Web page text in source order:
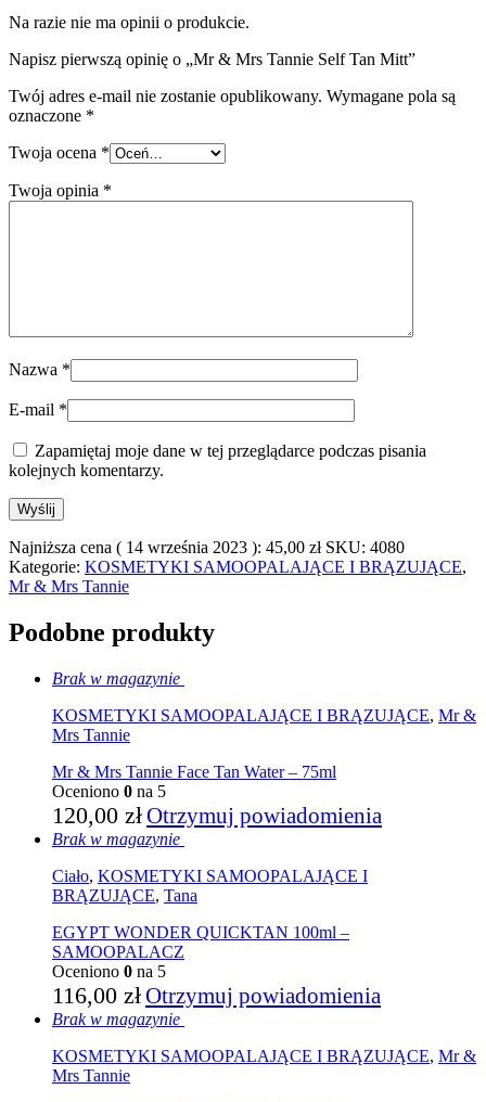
Na razie nie ma opinii o produkcie.
Napisz pierwszą opinię o „Mr & Mrs Tannie Self Tan Mitt”
Twój adres e-mail nie zostanie opublikowany. Wymagane pola są
oznaczone *
Twoja ocena *
Twoja opinia *
Nazwa *
E-mail *
Zapamiętaj moje dane w tej przeglądarce podczas pisania
kolejnych komentarzy.
Najniższa cena ( 14 września 2023 ): 45,00 zł SKU: 4080
Kategorie: KOSMETYKI SAMOOPALAJĄCE I BRĄZUJĄCE,
Mr & Mrs Tannie
Podobne produkty
Brak w magazynie
KOSMETYKI SAMOOPALAJĄCE I BRĄZUJĄCE, Mr &
Mrs Tannie
Mr & Mrs Tannie Face Tan Water – 75ml
Oceniono 0 na 5
120,00 złOtrzymuj powiadomienia
Brak w magazynie
Ciało, KOSMETYKI SAMOOPALAJĄCE I
BRĄZUJĄCE, Tana
EGYPT WONDER QUICKTAN 100ml –
SAMOOPALACZ
Oceniono 0 na 5
116,00 złOtrzymuj powiadomienia
Brak w magazynie
KOSMETYKI SAMOOPALAJĄCE I BRĄZUJĄCE, Mr &
Mrs Tannie